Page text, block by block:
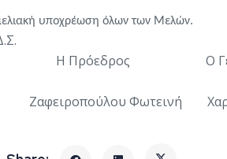
υποχρέωση όλων των Μελών.
Η Πρόεδρος
Ο
Ζαφειροπούλου Φωτεινή